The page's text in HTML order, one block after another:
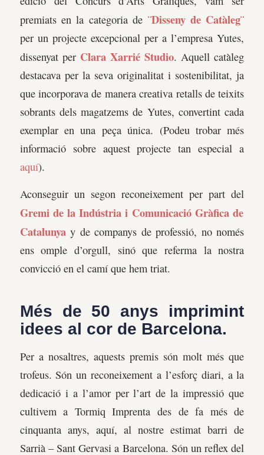
premiats en la categoria de ¨Disseny de Catàleg¨
per un projecte excepcional per a l’empresa Yutes,
dissenyat per Clara Xarrié Studio. Aquell catàleg
destacava per la seva originalitat i sostenibilitat, ja
que incorporava de manera creativa retalls de teixits
sobrants dels magatzems de Yutes, convertint cada
exemplar en una peça única. (Podeu trobar més
informació sobre aquest projecte tan especial a
aquí).
Aconseguir un segon reconeixement per part del
Gremi de la Indústria i Comunicació Gràfica de
Catalunyay de companys de professió, no només
ens omple d’orgull, sinó que referma la nostra
convicció en el camí que hem triat.
Més de 50 anys imprimint
idees al cor de Barcelona.
Per a nosaltres, aquests premis són molt més que
trofeus. Són un reconeixement a l’esforç diari, a la
dedicació i a l’amor per l’art de la impressió que
cultivem a Tormiq Imprenta des de fa més de
cinquanta anys, aquí, al nostre estimat barri de
Sarrià – Sant Gervasi a Barcelona. Són un reflex del